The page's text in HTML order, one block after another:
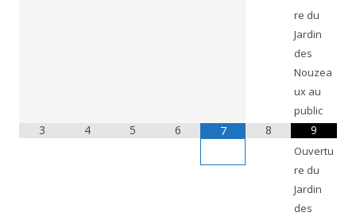
re du
Jardin
des
Nouzea
ux au
public
3 4 5 6 7 8 9
Ouvertu
re du
Jardin
des